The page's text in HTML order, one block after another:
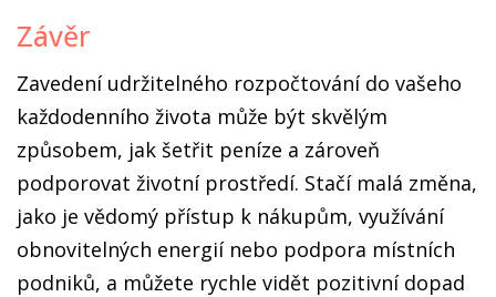
Závěr
Zavedení udržitelného rozpočtování do vašeho
každodenního života může být skvělým
způsobem, jak šetřit peníze a zároveň
podporovat životní prostředí. Stačí malá změna,
jako je vědomý přístup k nákupům, využívání
obnovitelných energií nebo podpora místních
podniků, a můžete rychle vidět pozitivní dopad